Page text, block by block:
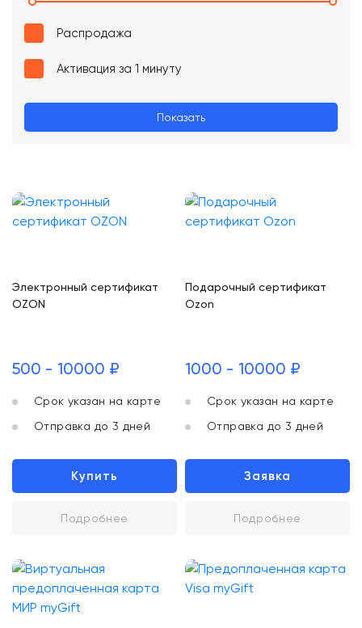
Распродажа
Активация за 1 минуту
Показать
Электронный сертификат
OZON
500 - 10000 ₽
Срок указан на карте
Отправка до 3 дней
Купить
Подробнее
Подарочный сертификат
Ozon
1000 - 10000 ₽
Срок указан на карте
Отправка до 3 дней
Заявка
Подробнее